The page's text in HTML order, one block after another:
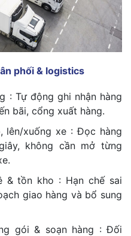
phối & logistics
: Tự động ghi nhận hàng
bãi, cổng xuất hàng.
lên/xuống xe : Đọc hàng
không cần mở từng
& tồn kho : Hạn chế sai
giao hàng và bổ sung
gói & soạn hàng : Đối